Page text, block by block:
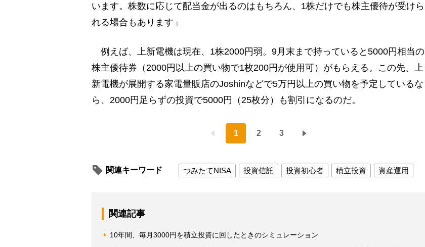
います。株数に応じて配当金が出るのはもちろん、1株だけでも株主優待が受けら
れる場合もあります」
例えば、上新電機は現在、1株2000円弱。9月末まで持っていると5000円相当の
株主優待券（2000円以上の買い物で1枚200円が使用可）がもらえる。この先、上
新電機が展開する家電量販店のJoshinなどで5万円以上の買い物を予定しているな
ら、2000円足らずの投資で5000円（25枚分）も割引になるのだ。
1 2 3
関連キーワード つみたてNISA 投資信託 投資初心者 積立投資 資産運用
関連記事
10年間、毎月3000円を積立投資に回したときのシミュレーション